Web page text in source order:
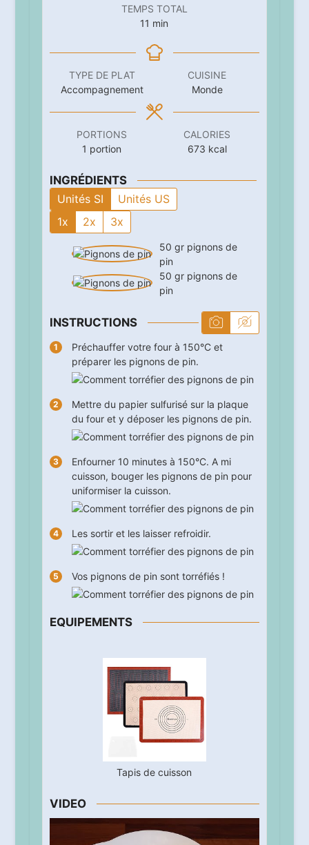
TEMPS TOTAL
11 minutes
min
TYPE DE PLAT
Accompagnement
CUISINE
Monde
PORTIONS
1 portion
CALORIES
673 kcal
INGRÉDIENTS
Unités SI
Unités US
1x
2x 3x
50 gr pignons de
pin
50 gr pignons de
pin
INSTRUCTIONS
Préchauffer votre four à 150°C et
préparer les pignons de pin.
Mettre du papier sulfurisé sur la plaque
du four et y déposer les pignons de pin.
Enfourner 10 minutes à 150°C. A mi
cuisson, bouger les pignons de pin pour
uniformiser la cuisson.
Les sortir et les laisser refroidir.
Vos pignons de pin sont torréfiés !
EQUIPEMENTS
Tapis de cuisson
VIDEO